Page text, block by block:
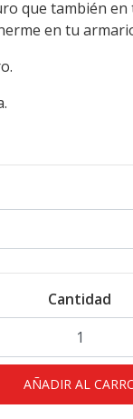
que también en
en tu
Cantidad